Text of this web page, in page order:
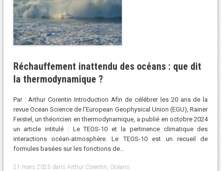
Réchauffement inattendu des océans : que dit
la thermodynamique ?
Par : Arthur Corentin Introduction Afin de célébrer les 20 ans de la
revue Ocean Science de l’European Geophysical Union (EGU), Rainer
Feistel, un théoricien en thermodynamique, a publié en octobre 2024
un article intitulé : Le TEOS-10 et la pertinence climatique des
interactions océan-atmosphère. Le TEOS-10 est un recueil de
formules basées sur les fonctions de…
21 mars 2025 dans Arthur Corentin Océans